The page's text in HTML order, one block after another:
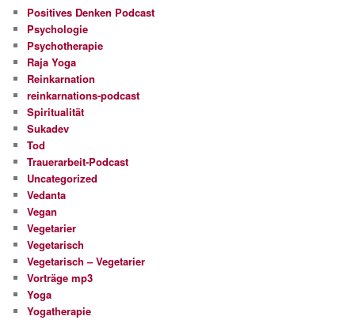
Positives Denken Podcast
Psychologie
Psychotherapie
Raja Yoga
Reinkarnation
reinkarnations-podcast
Spiritualität
Sukadev
Tod
Trauerarbeit-Podcast
Uncategorized
Vedanta
Vegan
Vegetarier
Vegetarisch
Vegetarisch – Vegetarier
Vorträge mp3
Yoga
Yogatherapie